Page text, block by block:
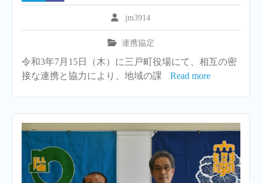
jm3914
連携協定
令和3年7月15日（木）に三戸町役場にて、相互の密
接な連携と協力により、地域の課
Read more